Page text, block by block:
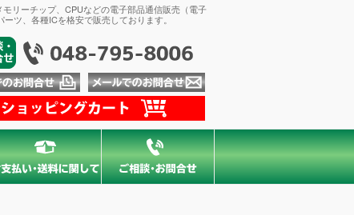
リーチップ、CPUなどの電子部品通信販売（電子
ツ、各種ICを格安で販売しております。